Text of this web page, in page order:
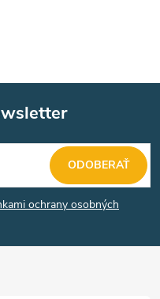
ochrany osobných
ODOBERAŤ